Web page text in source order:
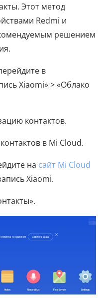
Этот метод
Redmi и
решением
в
Xiaomi» > «Облако
контактов.
в Mi Cloud.
на сайт Mi Cloud
Xiaomi.